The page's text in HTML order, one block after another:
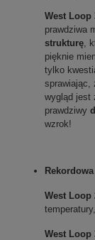
West Loop
prawdziwa
strukturę ,
pięknie
tylko
sprawiając,
wygląd jest
prawdziwy
wzrok!
West Loop
West Loop